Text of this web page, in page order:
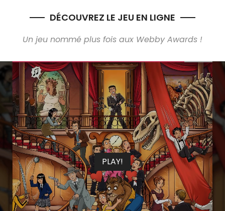
DÉCOUVREZ LE JEU EN LIGNE
Un jeu nommé plus fois aux Webby Awards !
PLAY!